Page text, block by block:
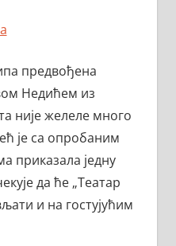
предвођена
Недићем из
није желеле много
је са опробаним
приказала једну
да ће „Театар
и на гостујућим